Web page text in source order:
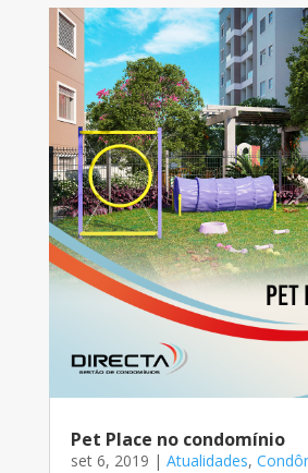
Pet Place no condomínio
set 6, 2019 | Atualidades,